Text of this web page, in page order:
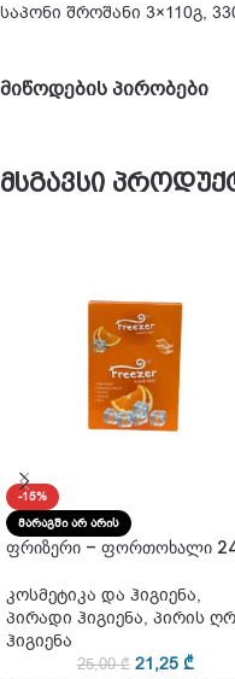
საპონი შროშანი 3×110გ,
მიწოდების პირობები
მსგავსი
-15%
ᲛᲐᲠᲐᲒᲨᲘ ᲐᲠ ᲐᲠᲘᲡ
ფრიზერი – ფორთოხალი
კოსმეტიკა და ჰიგიენა,
პირადი ჰიგიენა, პირის
ჰიგიენა
25,00₾ 21,25 ₾